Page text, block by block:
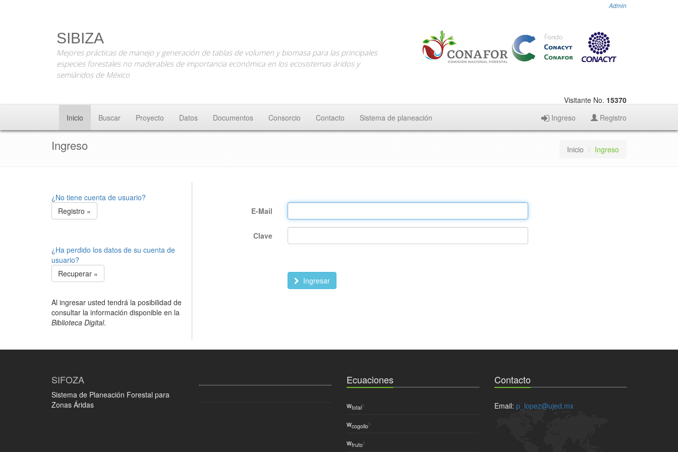
Admin
SIBIZA
Mejores prácticas de manejo y generación de tablas de volumen y biomasa para las principales
especies forestales no maderables de importancia económica en los ecosistemas áridos y
semiáridos de México
Visitante No. 15370
Inicio
Buscar Proyecto Datos Documentos Consorcio Contacto Sistema de planeación Ingreso Registro
Ingreso Inicio Ingreso
¿No tiene cuenta de usuario?
Registro »
¿Ha perdido los datos de su cuenta de
usuario?
Recuperar »
Al ingresar usted tendrá la posibilidad de
consultar la información disponible en la
Biblioteca Digital.
E-Mail
Clave
Ingresar
SIFOZA
Sistema de Planeación Forestal para
Zonas Áridas
Ecuaciones
wtotal
wcogollo
wfruto
Contacto
Email: p_lopez@ujed.mx